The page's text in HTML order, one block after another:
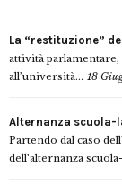
La “restituzione”
attività
all’università... 18
Alternanza scuola-
Partendo dal caso
dell’alternanza